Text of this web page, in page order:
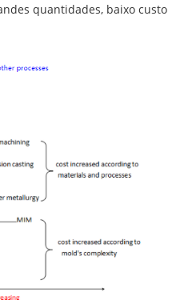
quantidades, baixo custo